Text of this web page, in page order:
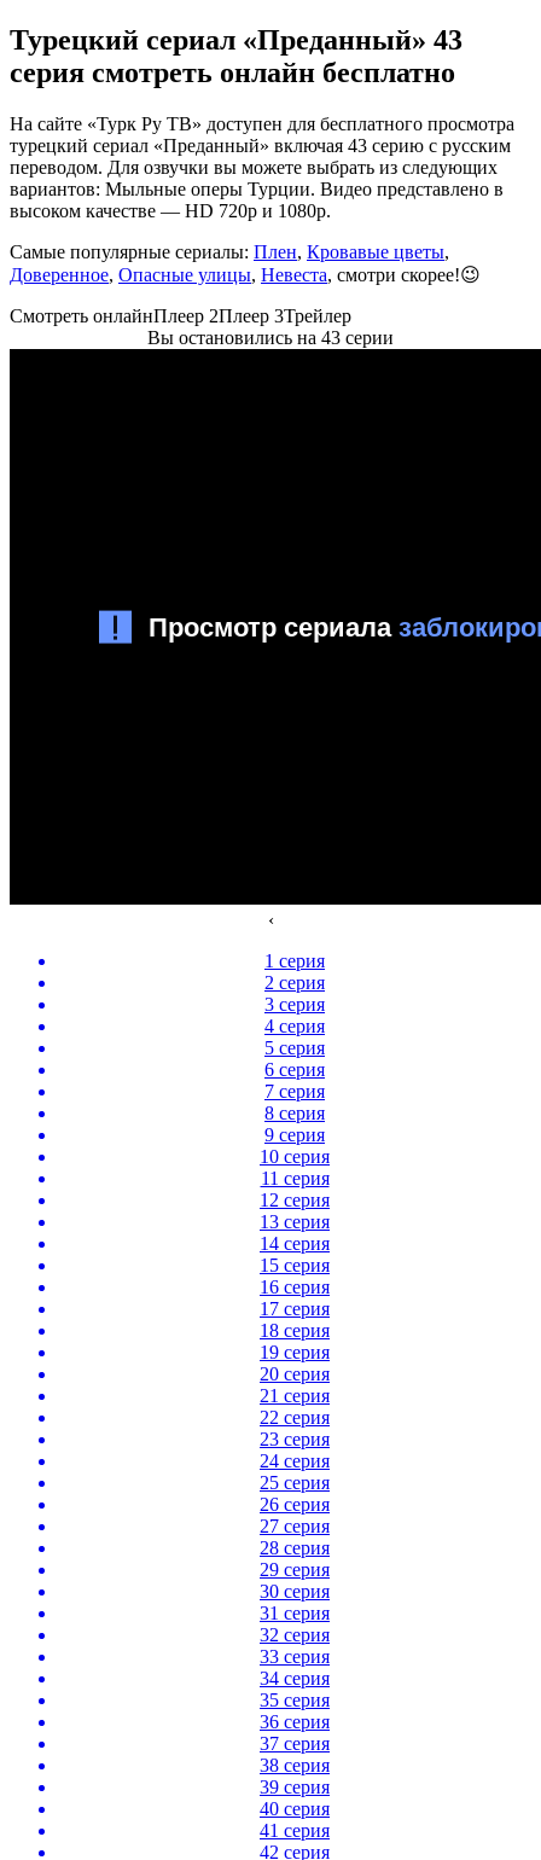
Турецкий сериал «Преданный» 43
серия смотреть онлайн бесплатно
На сайте «Турк Ру ТВ» доступен для бесплатного просмотра
турецкий сериал «Преданный» включая 43 серию с русским
переводом. Для озвучки вы можете выбрать из следующих
вариантов: Мыльные оперы Турции. Видео представлено в
высоком качестве — HD 720p и 1080p.
Самые популярные сериалы: Плен, Кровавые цветы,
Доверенное, Опасные улицы, Невеста, смотри скорее!😉
Смотреть онлайнПлеер 2Плеер 3Трейлер
Вы остановились на 43 серии
‹
1 серия
2 серия
3 серия
4 серия
5 серия
6 серия
7 серия
8 серия
9 серия
10 серия
11 серия
12 серия
13 серия
14 серия
15 серия
16 серия
17 серия
18 серия
19 серия
20 серия
21 серия
22 серия
23 серия
24 серия
25 серия
26 серия
27 серия
28 серия
29 серия
30 серия
31 серия
32 серия
33 серия
34 серия
35 серия
36 серия
37 серия
38 серия
39 серия
40 серия
41 серия
42 серия